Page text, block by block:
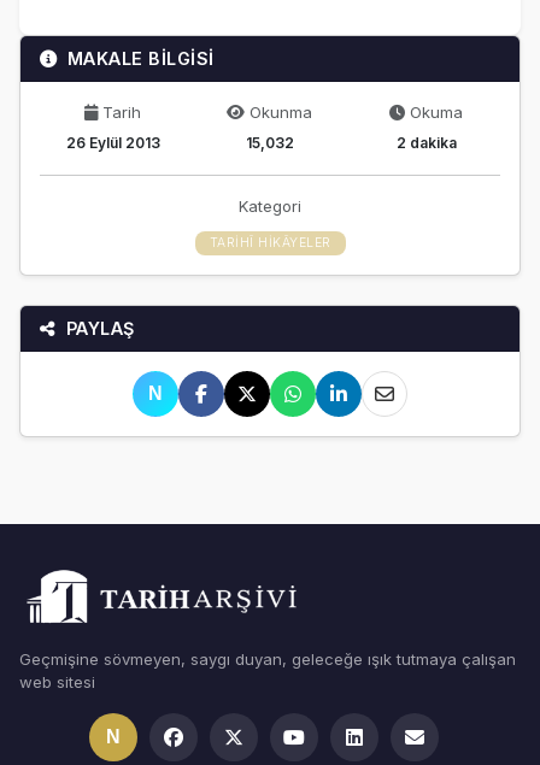
MAKALE BİLGİSİ
Tarih
26 Eylül 2013
Okunma
15,032
Okuma
2 dakika
Kategori
TARIHÎ HIKÂYELER
PAYLAŞ
N
Geçmişine sövmeyen, saygı duyan, geleceğe ışık tutmaya çalışan
web sitesi
N